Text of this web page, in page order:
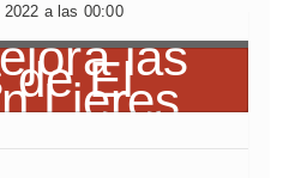
a las 00:00